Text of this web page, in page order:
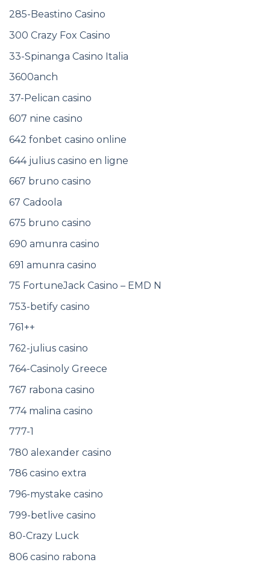
285-Beastino Casino
300 Crazy Fox Casino
33-Spinanga Casino Italia
3600anch
37-Pelican casino
607 nine casino
642 fonbet casino online
644 julius casino en ligne
667 bruno casino
67 Cadoola
675 bruno casino
690 amunra casino
691 amunra casino
75 FortuneJack Casino – EMD N
753-betify casino
761++
762-julius casino
764-Casinoly Greece
767 rabona casino
774 malina casino
777-1
780 alexander casino
786 casino extra
796-mystake casino
799-betlive casino
80-Crazy Luck
806 casino rabona